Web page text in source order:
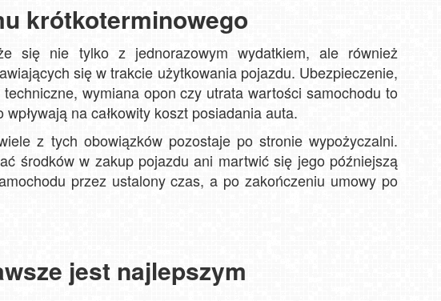
krótkoterminowego
się nie tylko z jednorazowym wydatkiem, ale również
się w trakcie użytkowania pojazdu. Ubezpieczenie,
wymiana opon czy utrata wartości samochodu to
na całkowity koszt posiadania auta.
z tych obowiązków pozostaje po stronie wypożyczalni.
środków w zakup pojazdu ani martwić się jego późniejszą
przez ustalony czas, a po zakończeniu umowy po
jest najlepszym